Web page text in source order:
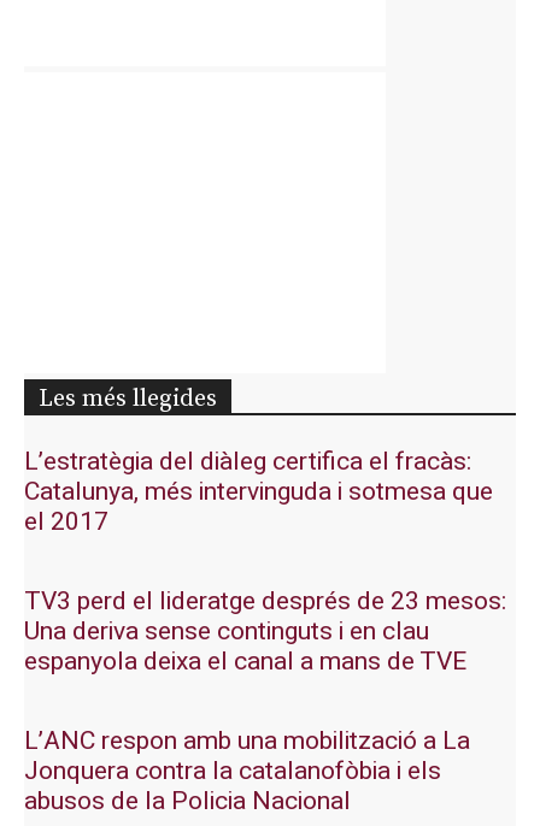
Les més llegides
L’estratègia del diàleg certifica el fracàs:
Catalunya, més intervinguda i sotmesa que
el 2017
TV3 perd el lideratge després de 23 mesos:
Una deriva sense continguts i en clau
espanyola deixa el canal a mans de TVE
L’ANC respon amb una mobilització a La
Jonquera contra la catalanofòbia i els
abusos de la Policia Nacional